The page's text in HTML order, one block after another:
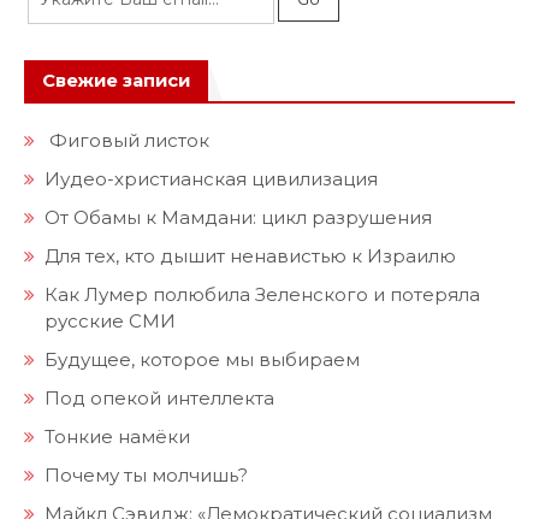
Свежие записи
Фиговый листок
Иудео-христианская цивилизация
От Обамы к Мамдани: цикл разрушения
Для тех, кто дышит ненавистью к Израилю
Как Лумер полюбила Зеленского и потеряла
русские СМИ
Будущее, которое мы выбираем
Под опекой интеллекта
Тонкие намёки
Почему ты молчишь?
Майкл Сэвидж: «Демократический социализм